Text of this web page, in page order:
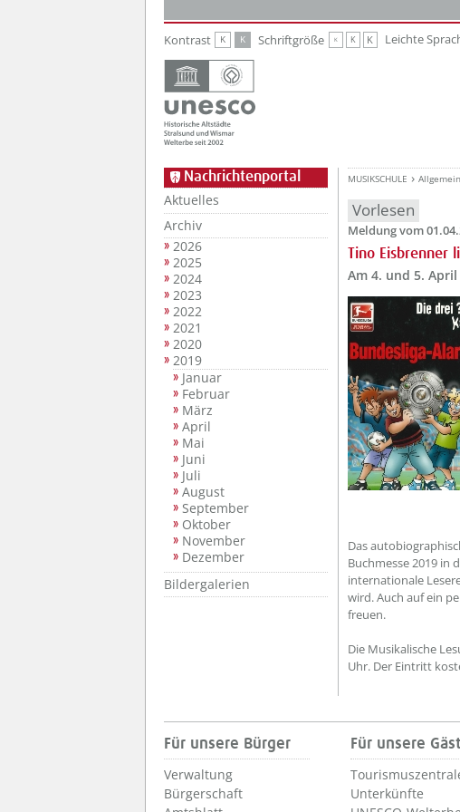
Kontrast K K Schriftgröße K K K Leichte
Nachrichtenportal
Aktuelles
Archiv
2026
2025
2024
2023
2022
2021
2020
2019
Januar
Februar
März
April
Mai
Juni
Juli
August
September
Oktober
November
Dezember
Bildergalerien
MUSIKSCHULE
Vorlesen
Meldung vom
Tino
Am 4. und 5.
Das
Buchmesse 2019 in
internationale
wird. Auch auf ein
freuen.
Die Musikalische
Uhr. Der Eintritt
Für unsere Bürger
Verwaltung
Bürgerschaft
Für unsere
Unterkünfte